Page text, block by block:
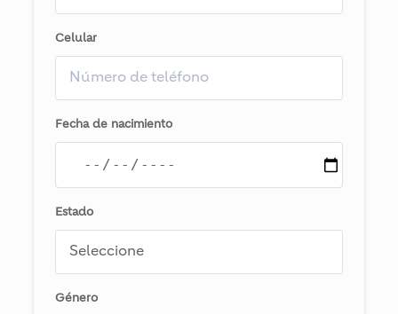
Celular
Fecha de nacimiento
Estado
Género